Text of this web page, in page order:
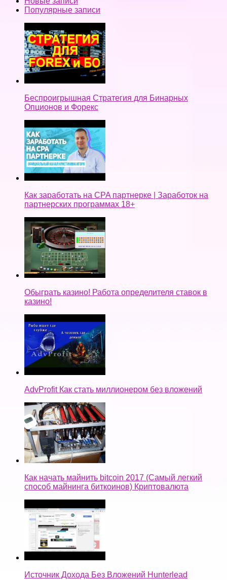
Популярные записи
Беспроигрышная Стратегия для Бинарных
Опционов и Форекс
Как заработать на CPA партнерке | Заработок на
партнерских программах 18+
Обыграть казино! Работа определителя ставок в
казино!
AdvProfit Как стать миллионером без вложений
Как начать майнить bitcoin 2017 (Самый легкий
способ майнинга биткоинов) Криптовалюта
Источник Дохода Без Вложений Hunterlead